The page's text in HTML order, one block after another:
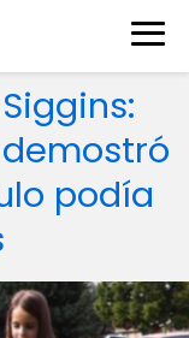
podía